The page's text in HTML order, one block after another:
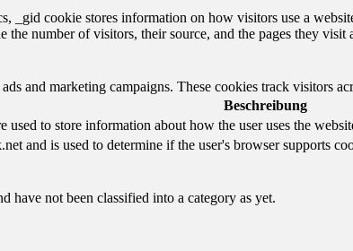
_gid cookie stores information on how visitors use a
the number of visitors, their source, and the pages they visit
and marketing campaigns. These cookies track visitors
Beschreibung
to store information about how the user uses the
and is used to determine if the user's browser supports
have not been classified into a category as yet.